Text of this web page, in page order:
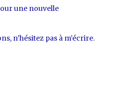
une nouvelle
n’hésitez pas à m’écrire.